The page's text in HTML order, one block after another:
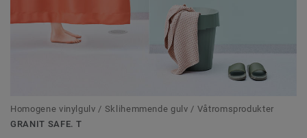
Homogene vinylgulv / Sklihemmende gulv / Våtromsprodukter
GRANIT SAFE. T